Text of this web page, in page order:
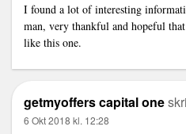
I found a lot of interesting
man, very thankful and hopeful
like this one.
getmyoffers capital one
6 Okt 2018 kl. 12:28